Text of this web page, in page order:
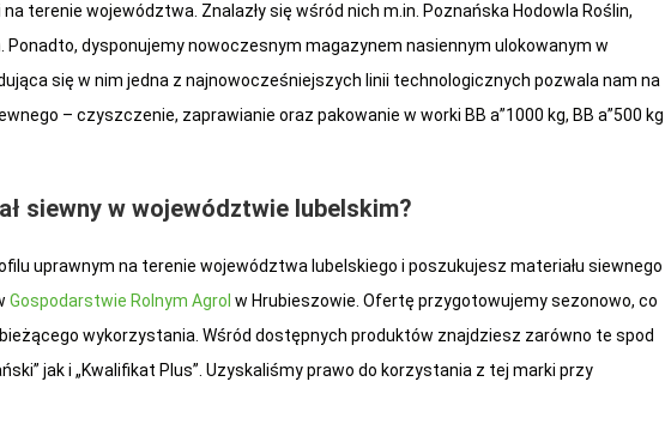
terenie województwa. Znalazły się wśród nich m.in. Poznańska Hodowla Roślin,
Ponadto, dysponujemy nowoczesnym magazynem nasiennym ulokowanym w
się w nim jedna z najnowocześniejszych linii technologicznych pozwala nam na
– czyszczenie, zaprawianie oraz pakowanie w worki BB a”1000 kg, BB a”500 kg
siewny w województwie lubelskim?
uprawnym na terenie województwa lubelskiego i poszukujesz materiału siewnego
Gospodarstwie Rolnym Agrol w Hrubieszowie. Ofertę przygotowujemy sezonowo, co
wykorzystania. Wśród dostępnych produktów znajdziesz zarówno te spod
jak i „Kwalifikat Plus”. Uzyskaliśmy prawo do korzystania z tej marki przy